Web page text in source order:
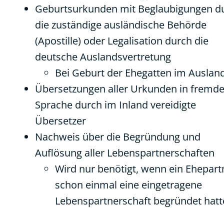
Geburtsurkunden mit Beglaubigungen
die zuständige ausländische Behörde
(Apostille) oder Legalisation durch die
deutsche Auslandsvertretung
Bei Geburt der Ehegatten im
Übersetzungen aller Urkunden in
Sprache durch im Inland vereidigte
Übersetzer
Nachweis über die Begründung und
Auflösung aller Lebenspartnerschaften
Wird nur benötigt, wenn ein
schon einmal eine eingetragene
Lebenspartnerschaft begründet